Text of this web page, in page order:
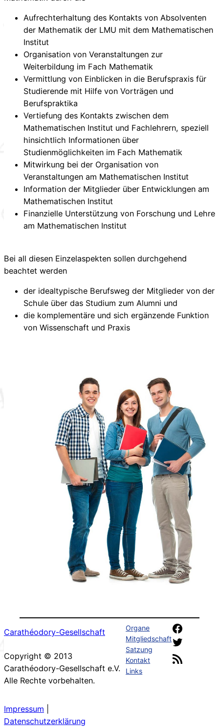
Aufrechterhaltung des Kontakts von Absolventen
der Mathematik der LMU mit dem Mathematischen
Institut
Organisation von Veranstaltungen zur
Weiterbildung im Fach Mathematik
Vermittlung von Einblicken in die Berufspraxis für
Studierende mit Hilfe von Vorträgen und
Berufspraktika
Vertiefung des Kontakts zwischen dem
Mathematischen Institut und Fachlehrern, speziell
hinsichtlich Informationen über
Studienmöglichkeiten im Fach Mathematik
Mitwirkung bei der Organisation von
Veranstaltungen am Mathematischen Institut
Information der Mitglieder über Entwicklungen am
Mathematischen Institut
Finanzielle Unterstützung von Forschung und Lehre
am Mathematischen Institut
Bei all diesen Einzelaspekten sollen durchgehend
beachtet werden
der idealtypische Berufsweg der Mitglieder von der
Schule über das Studium zum Alumni und
die komplementäre und sich ergänzende Funktion
von Wissenschaft und Praxis
Carathéodory-Gesellschaft
Copyright © 2013
Carathéodory-Gesellschaft e.V.
Alle Rechte vorbehalten.
Impressum
Datenschutzerklärung
Organe
Mitgliedschaft
Satzung
Kontakt
Links
Twitter
RSS-Feed